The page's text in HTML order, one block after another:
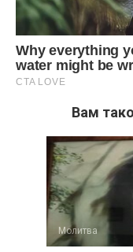
Вам
Молитва